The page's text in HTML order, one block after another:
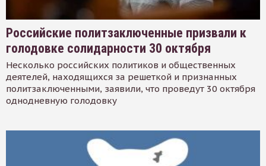
Российские политзаключенные призвали к
голодовке солидарности 30 октября
Несколько российских политиков и общественных
деятелей, находящихся за решеткой и признанных
политзаключенными, заявили, что проведут 30 октября
однодневную голодовку